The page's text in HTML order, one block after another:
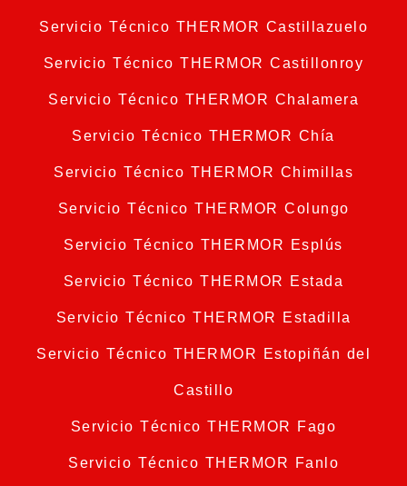
Servicio Técnico THERMOR Castillazuelo
Servicio Técnico THERMOR Castillonroy
Servicio Técnico THERMOR Chalamera
Servicio Técnico THERMOR Chía
Servicio Técnico THERMOR Chimillas
Servicio Técnico THERMOR Colungo
Servicio Técnico THERMOR Esplús
Servicio Técnico THERMOR Estada
Servicio Técnico THERMOR Estadilla
Servicio Técnico THERMOR Estopiñán del
Castillo
Servicio Técnico THERMOR Fago
Servicio Técnico THERMOR Fanlo